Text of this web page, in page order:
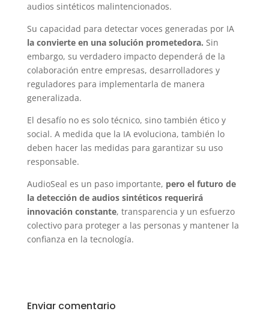
audios sintéticos malintencionados.
Su capacidad para detectar voces generadas por IA
la convierte en una solución prometedora. Sin
embargo, su verdadero impacto dependerá de la
colaboración entre empresas, desarrolladores y
reguladores para implementarla de manera
generalizada.
El desafío no es solo técnico, sino también ético y
social. A medida que la IA evoluciona, también lo
deben hacer las medidas para garantizar su uso
responsable.
AudioSeal es un paso importante, pero el futuro de
la detección de audios sintéticos requerirá
innovación constante, transparencia y un esfuerzo
colectivo para proteger a las personas y mantener la
confianza en la tecnología.
Enviar comentario